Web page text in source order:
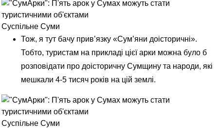
Суспільне Суми
Тож, я тут бачу прив’язку «Сум’яни доісторичні».
Тобто, туристам на прикладі цієї арки можна було б
розповідати про доісторичну Сумщину та народи, які
мешкали 4-5 тисяч років на цій землі.
Суспільне Суми